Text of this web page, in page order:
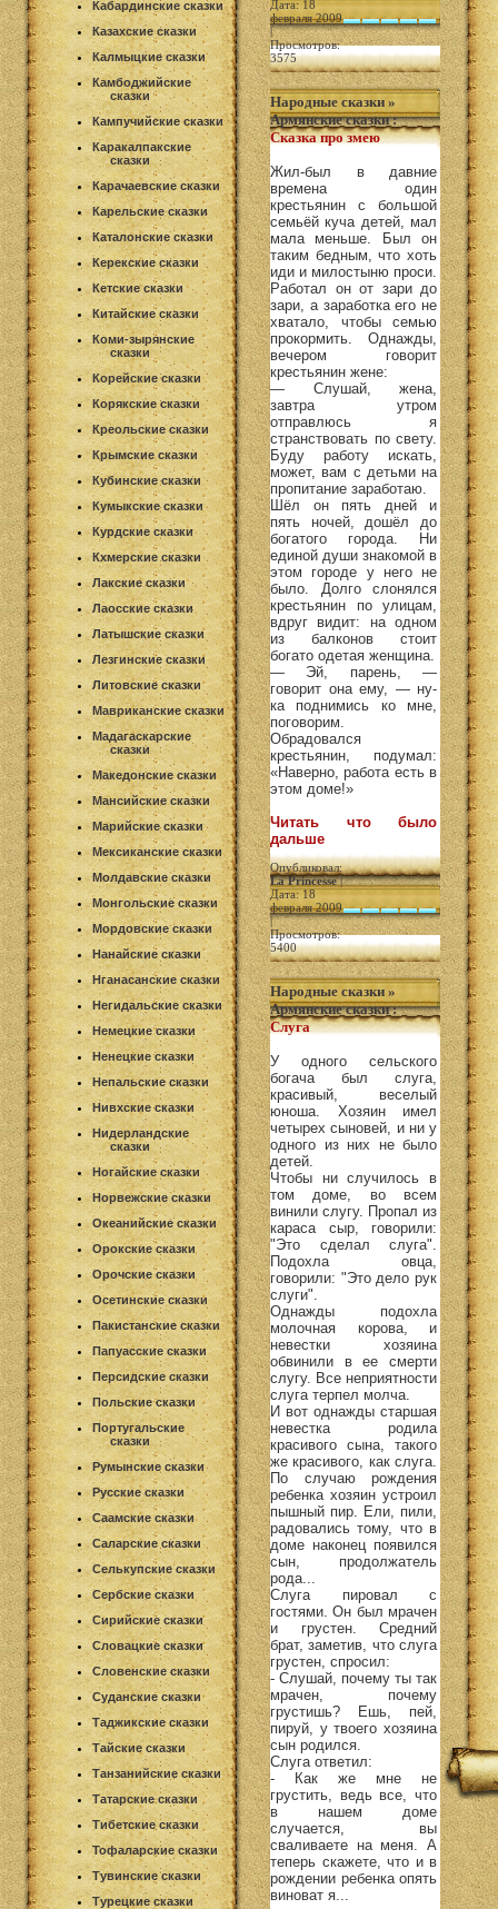
Кабардинские сказки
Казахские сказки
Калмыцкие сказки
Камбоджийские
сказки
Кампучийские сказки
Каракалпакские
сказки
Карачаевские сказки
Карельские сказки
Каталонские сказки
Керекские сказки
Кетские сказки
Китайские сказки
Коми-зырянские
сказки
Корейские сказки
Корякские сказки
Креольские сказки
Крымские сказки
Кубинские сказки
Кумыкские сказки
Курдские сказки
Кхмерские сказки
Лакские сказки
Лаосские сказки
Латышские сказки
Лезгинские сказки
Литовские сказки
Мавриканские сказки
Мадагаскарские
сказки
Македонские сказки
Мансийские сказки
Марийские сказки
Мексиканские сказки
Молдавские сказки
Монгольские сказки
Мордовские сказки
Нанайские сказки
Нганасанские сказки
Негидальские сказки
Немецкие сказки
Ненецкие сказки
Непальские сказки
Нивхские сказки
Нидерландские
сказки
Ногайские сказки
Норвежские сказки
Океанийские сказки
Орокские сказки
Орочские сказки
Осетинские сказки
Пакистанские сказки
Папуасские сказки
Персидские сказки
Польские сказки
Португальские
сказки
Румынские сказки
Русские сказки
Саамские сказки
Саларские сказки
Селькупские сказки
Сербские сказки
Сирийские сказки
Словацкие сказки
Словенские сказки
Суданские сказки
Таджикские сказки
Тайские сказки
Танзанийские сказки
Татарские сказки
Тибетские сказки
Тофаларские сказки
Тувинские сказки
Турецкие сказки
Дата: 18
февраля 2009
|
Просмотров:
3575
Народные сказки »
Армянские сказки:
Сказка про змею
Жил-был в давние
времена один
крестьянин с большой
семьёй куча детей, мал
мала меньше. Был он
таким бедным, что хоть
иди и милостыню проси.
Работал он от зари до
зари, а заработка его не
хватало, чтобы семью
прокормить. Однажды,
вечером говорит
крестьянин жене:
— Слушай, жена,
завтра утром
отправлюсь я
странствовать по свету.
Буду работу искать,
может, вам с детьми на
пропитание заработаю.
Шёл он пять дней и
пять ночей, дошёл до
богатого города. Ни
единой души знакомой в
этом городе у него не
было. Долго слонялся
крестьянин по улицам,
вдруг видит: на одном
из балконов стоит
богато одетая женщина.
— Эй, парень, —
говорит она ему, — ну-
ка поднимись ко мне,
поговорим.
Обрадовался
крестьянин, подумал:
«Наверно, работа есть в
этом доме!»
Читать что было
дальше
Опубликовал:
La Princesse|
Дата: 18
февраля 2009
|
Просмотров:
5400
Народные сказки »
Армянские сказки:
Слуга
У одного сельского
богача был слуга,
красивый, веселый
юноша. Хозяин имел
четырех сыновей, и ни у
одного из них не было
детей.
Чтобы ни случилось в
том доме, во всем
винили слугу. Пропал из
караса сыр, говорили:
"Это сделал слуга".
Подохла овца,
говорили: "Это дело рук
слуги".
Однажды подохла
молочная корова, и
невестки хозяина
обвинили в ее смерти
слугу. Все неприятности
слуга терпел молча.
И вот однажды старшая
невестка родила
красивого сына, такого
же красивого, как слуга.
По случаю рождения
ребенка хозяин устроил
пышный пир. Ели, пили,
радовались тому, что в
доме наконец появился
сын, продолжатель
рода...
Слуга пировал с
гостями. Он был мрачен
и грустен. Средний
брат, заметив, что слуга
грустен, спросил:
- Слушай, почему ты так
мрачен, почему
грустишь? Ешь, пей,
пируй, у твоего хозяина
сын родился.
Слуга ответил:
- Как же мне не
грустить, ведь все, что
в нашем доме
случается, вы
сваливаете на меня. А
теперь скажете, что и в
рождении ребенка опять
виноват я...